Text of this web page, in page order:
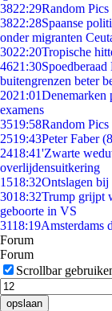
3822:29Random
3822:28Spaanse
onder migranten
3022:20Tropische
4621:30
buitengrenzen beter
2021:01Denemarken
examens
3519:58Random
2519:43Peter Faber
2418:41'Zwarte
overlijdensuitkering
1518:32Ontslagen
3018:32Trump grijpt
geboorte in VS
3118:19Amsterdams
Forum
Forum
Scrollbar
opslaan